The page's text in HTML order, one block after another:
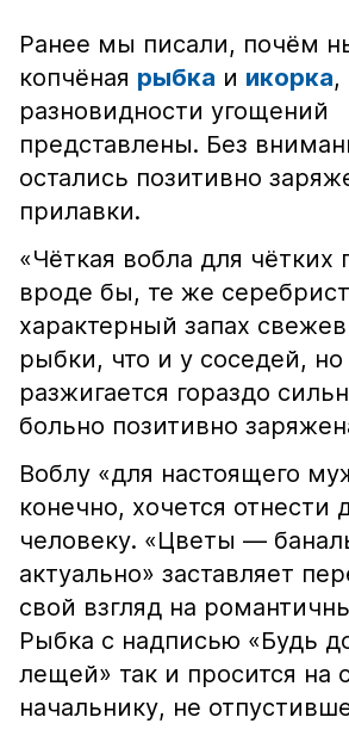
Ранее мы писали, почём
копчёная рыбка и икорка,
разновидности угощений
представлены. Без
остались позитивно
прилавки.
«Чёткая вобла для
вроде бы, те же
характерный запах
рыбки, что и у соседей, но
разжигается гораздо
больно позитивно
Воблу «для настоящего
конечно, хочется отнести
человеку. «Цветы —
актуально» заставляет
свой взгляд на
Рыбка с надписью «Будь
лещей» так и просится на
начальнику, не